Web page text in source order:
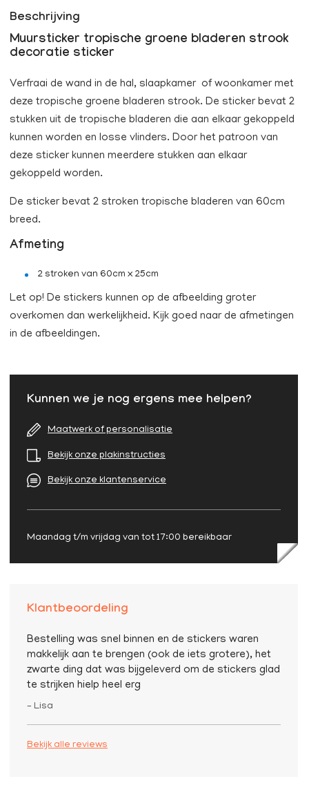
Beschrijving
Muursticker tropische groene bladeren strook
decoratie sticker
Verfraai de wand in de hal, slaapkamer of woonkamer met
deze tropische groene bladeren strook. De sticker bevat 2
stukken uit de tropische bladeren die aan elkaar gekoppeld
kunnen worden en losse vlinders. Door het patroon van
deze sticker kunnen meerdere stukken aan elkaar
gekoppeld worden.
De sticker bevat 2 stroken tropische bladeren van 60cm
breed.
Afmeting
2 stroken van 60cm x 25cm
Let op! De stickers kunnen op de afbeelding groter
overkomen dan werkelijkheid. Kijk goed naar de afmetingen
in de afbeeldingen.
Kunnen we je nog ergens mee helpen?
Maatwerk of personalisatie
Bekijk onze plakinstructies
Bekijk onze klantenservice
Maandag t/m vrijdag van tot 17:00 bereikbaar
Klantbeoordeling
Bestelling was snel binnen en de stickers waren
makkelijk aan te brengen (ook de iets grotere), het
zwarte ding dat was bijgeleverd om de stickers glad
te strijken hielp heel erg
– Lisa
Bekijk alle reviews